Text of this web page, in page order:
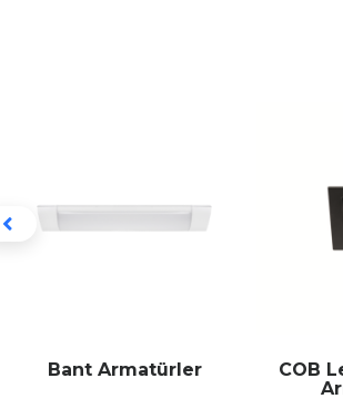
COB Ledli Dekoratif